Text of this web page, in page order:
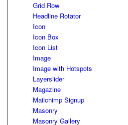
Grid Row
Headline Rotator
Icon
Icon Box
Icon List
Image
Image with Hotspots
Layerslider
Magazine
Mailchimp Signup
Masonry
Masonry Gallery